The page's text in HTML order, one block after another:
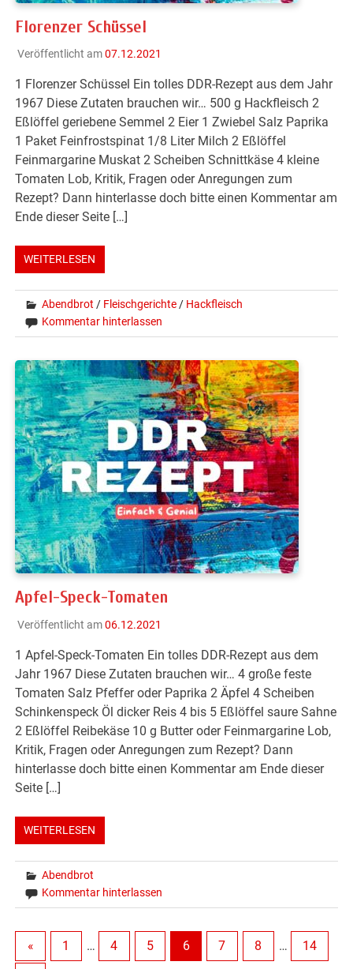
Florenzer Schüssel
Veröffentlicht am07.12.2021
1 Florenzer Schüssel Ein tolles DDR-Rezept aus dem Jahr
1967 Diese Zutaten brauchen wir… 500 g Hackfleisch 2
Eßlöffel geriebene Semmel 2 Eier 1 Zwiebel Salz Paprika
1 Paket Feinfrostspinat 1/8 Liter Milch 2 Eßlöffel
Feinmargarine Muskat 2 Scheiben Schnittkäse 4 kleine
Tomaten Lob, Kritik, Fragen oder Anregungen zum
Rezept? Dann hinterlasse doch bitte einen Kommentar am
Ende dieser Seite […]
WEITERLESEN
Abendbrot / Fleischgerichte/ Hackfleisch
Kommentar hinterlassen
Apfel-Speck-Tomaten
Veröffentlicht am06.12.2021
1 Apfel-Speck-Tomaten Ein tolles DDR-Rezept aus dem
Jahr 1967 Diese Zutaten brauchen wir… 4 große feste
Tomaten Salz Pfeffer oder Paprika 2 Äpfel 4 Scheiben
Schinkenspeck Öl dicker Reis 4 bis 5 Eßlöffel saure Sahne
2 Eßlöffel Reibekäse 10 g Butter oder Feinmargarine Lob,
Kritik, Fragen oder Anregungen zum Rezept? Dann
hinterlasse doch bitte einen Kommentar am Ende dieser
Seite […]
WEITERLESEN
Abendbrot
Kommentar hinterlassen
« 1 … 4 5 6 7 8 … 14